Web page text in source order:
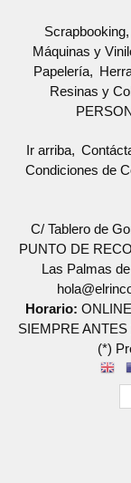
Scrapbooking
Máquinas y
Papelería
Resinas y
Ir arriba
Condiciones de
C/ Tablero de
PUNTO DE
Las Palmas
Horario:
SIEMPRE
(*)